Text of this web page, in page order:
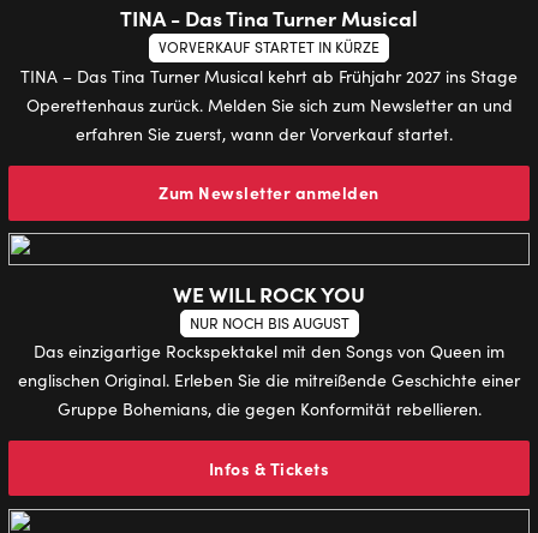
TINA - Das Tina Turner Musical
VORVERKAUF STARTET IN KÜRZE
TINA – Das Tina Turner Musical kehrt ab Frühjahr 2027 ins Stage
Operettenhaus zurück. Melden Sie sich zum Newsletter an und
erfahren Sie zuerst, wann der Vorverkauf startet.
Zum Newsletter anmelden
WE WILL ROCK YOU
NUR NOCH BIS AUGUST
Das einzigartige Rockspektakel mit den Songs von Queen im
englischen Original. Erleben Sie die mitreißende Geschichte einer
Gruppe Bohemians, die gegen Konformität rebellieren.
Infos & Tickets